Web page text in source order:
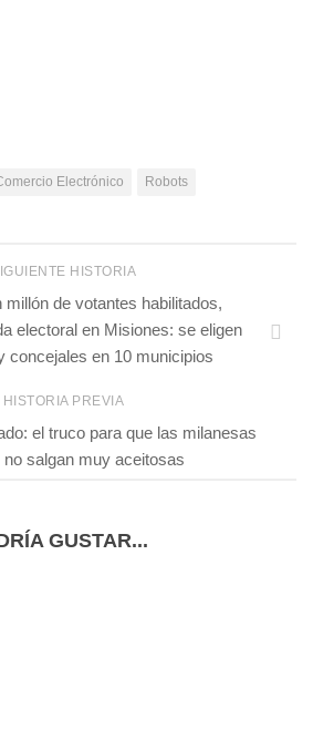
Electrónico Robots
HISTORIA
de votantes habilitados,
electoral en Misiones: se eligen
concejales en 10 municipios
HISTORIA PREVIA
el truco para que las milanesas
no salgan muy aceitosas
GUSTAR...